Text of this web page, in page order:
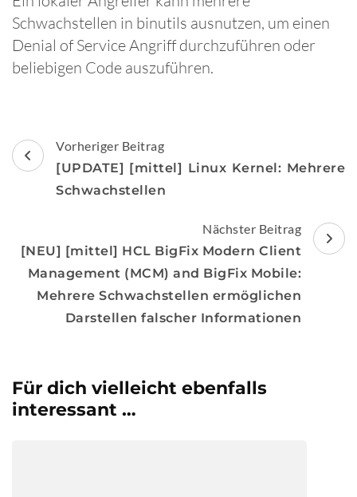
Schwachstellen in binutils ausnutzen, um einen
Denial of Service Angriff durchzuführen oder
beliebigen Code auszuführen.
Beitragsnavigation
Vorheriger Beitrag
[UPDATE] [mittel] Linux Kernel: Mehrere
Schwachstellen
Nächster Beitrag
[NEU] [mittel] HCL BigFix Modern Client
Management (MCM) and BigFix Mobile:
Mehrere Schwachstellen ermöglichen
Darstellen falscher Informationen
Für dich vielleicht ebenfalls
interessant …